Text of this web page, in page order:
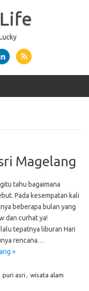
Magelang
tahu bagaimana
Pada kesempatan kali
beberapa bulan yang
dan curhat ya!
tepatnya liburan Hari
rencana…
»
puri asri , wisata alam